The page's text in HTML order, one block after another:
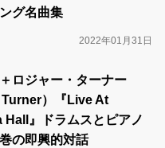
グ名曲集
2022年01月31日
ロジャー・ターナー
Turner）『Live At
』ドラムスとピアノ
の即興的対話